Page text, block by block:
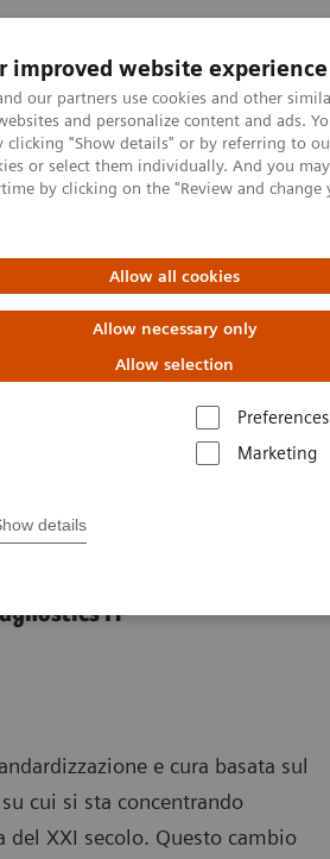
improved website experience
our partners use cookies and other
and personalize content and ads.
clicking "Show details" or by referring to
or select them individually. And you
by clicking on the "Review and
Allow all cookies
Allow necessary only
Allow selection
Preferences
Marketing
details
Insights La nostra
Atellica Portfolio
Diagnostics IT
IT
e cura basata sul
cui si sta concentrando
del XXI secolo. Questo cambio